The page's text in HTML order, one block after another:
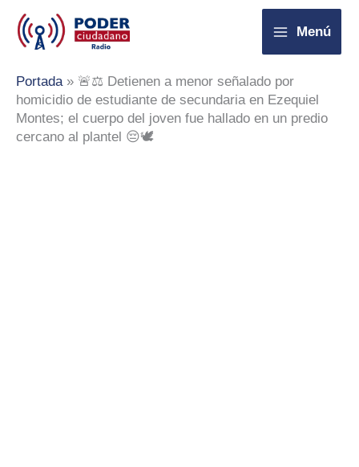
contenido
Menú
Portada» 🚨⚖️ Detienen a menor señalado por
homicidio de estudiante de secundaria en Ezequiel
Montes; el cuerpo del joven fue hallado en un predio
cercano al plantel 😔🕊️